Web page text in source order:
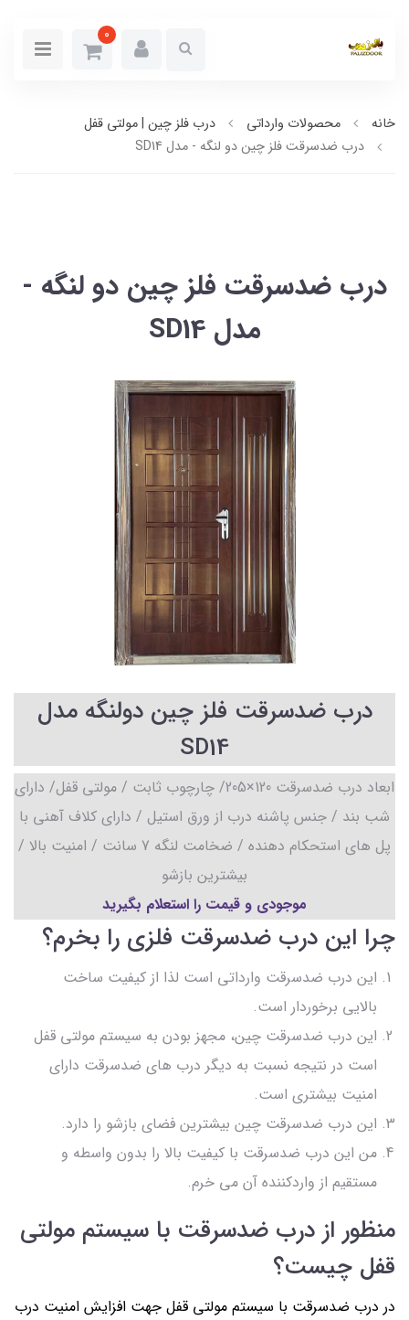
0
خانه محصولات وارداتی
درب فلز چین | مولتی قفل
درب ضدسرقت فلز چین دو لنگه - مدل SD14
درب ضدسرقت فلز چین دو لنگه -
مدل SD14
درب ضدسرقت فلز چین دولنگه مدل
SD14
ابعاد درب ضدسرقت 120×205/ چارچوب ثابت / مولتی قفل/ دارای
شب بند / جنس پاشنه درب از ورق استیل / دارای کلاف آهنی با
پل های استحکام دهنده / ضخامت لنگه 7 سانت / امنیت بالا /
بیشترین بازشو
موجودی و قیمت را استعلام بگیرید
چرا این درب ضدسرقت فلزی را بخرم؟
این درب ضدسرقت وارداتی است لذا از کیفیت ساخت
بالایی برخوردار است.
این درب ضدسرقت چین، مجهز بودن به سیستم مولتی قفل
است در نتیجه نسبت به دیگر درب های ضدسرقت دارای
امنیت بیشتری است.
این درب ضدسرقت چین بیشترین فضای بازشو را دارد.
من این درب ضدسرقت با کیفیت بالا را بدون واسطه و
مستقیم از واردکننده آن می خرم.
منظور از درب ضدسرقت با سیستم مولتی
قفل چیست؟
در درب ضدسرقت با سیستم مولتی قفل جهت افزایش امنیت درب